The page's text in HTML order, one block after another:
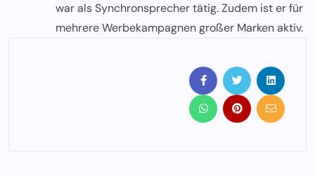
war als Synchronsprecher tätig. Zudem ist er für
mehrere Werbekampagnen großer Marken aktiv.